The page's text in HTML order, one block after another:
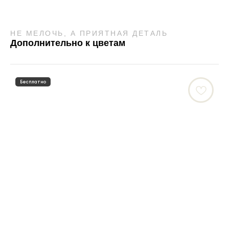
НЕ МЕЛОЧЬ, А ПРИЯТНАЯ ДЕТАЛЬ
Дополнительно к цветам
Бесплатно